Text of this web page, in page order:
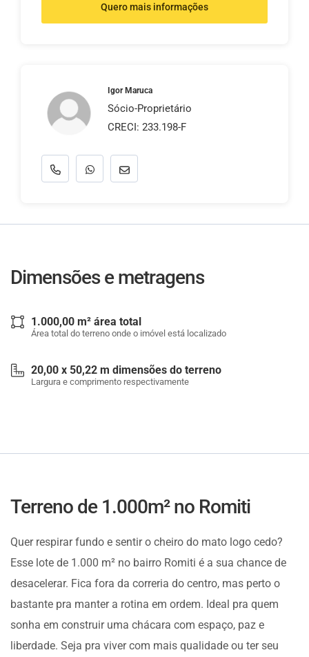
Quero mais informações
Igor Maruca
Sócio-Proprietário
CRECI: 233.198-F
Dimensões e metragens
1.000,00 m² área total
Área total do terreno onde o imóvel está localizado
20,00 x 50,22 m dimensões do terreno
Largura e comprimento respectivamente
Terreno de 1.000m² no Romiti
Quer respirar fundo e sentir o cheiro do mato logo cedo?
Esse lote de 1.000 m² no bairro Romiti é a sua chance de
desacelerar. Fica fora da correria do centro, mas perto o
bastante pra manter a rotina em ordem. Ideal pra quem
sonha em construir uma chácara com espaço, paz e
liberdade. Seja pra viver com mais qualidade ou ter seu